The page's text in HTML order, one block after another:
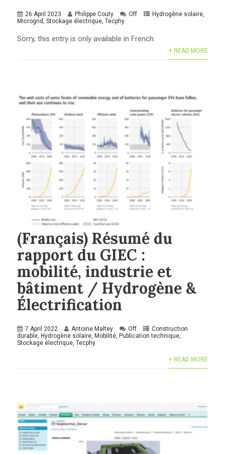
26 April 2023 Philippe Couty Off Hydrogène solaire,
Microgrid,Stockage électrique,Tecphy
Sorry, this entry is only available in French.
+ READ MORE
(Français) Résumé du
rapport du GIEC :
mobilité, industrie et
bâtiment / Hydrogène &
Électrification
7 April 2022 Antoine Maltey Off
Construction
durable,Hydrogène solaire,Mobilité,Publication technique,
Stockage électrique,Tecphy
+ READ MORE